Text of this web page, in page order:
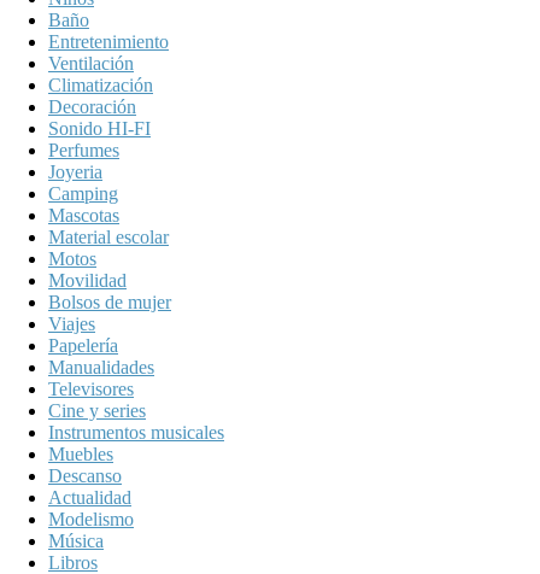
Baño
Entretenimiento
Ventilación
Climatización
Decoración
Sonido HI-FI
Perfumes
Joyeria
Camping
Mascotas
Material escolar
Motos
Movilidad
Bolsos de mujer
Viajes
Papelería
Manualidades
Televisores
Cine y series
Instrumentos musicales
Muebles
Descanso
Actualidad
Modelismo
Música
Libros